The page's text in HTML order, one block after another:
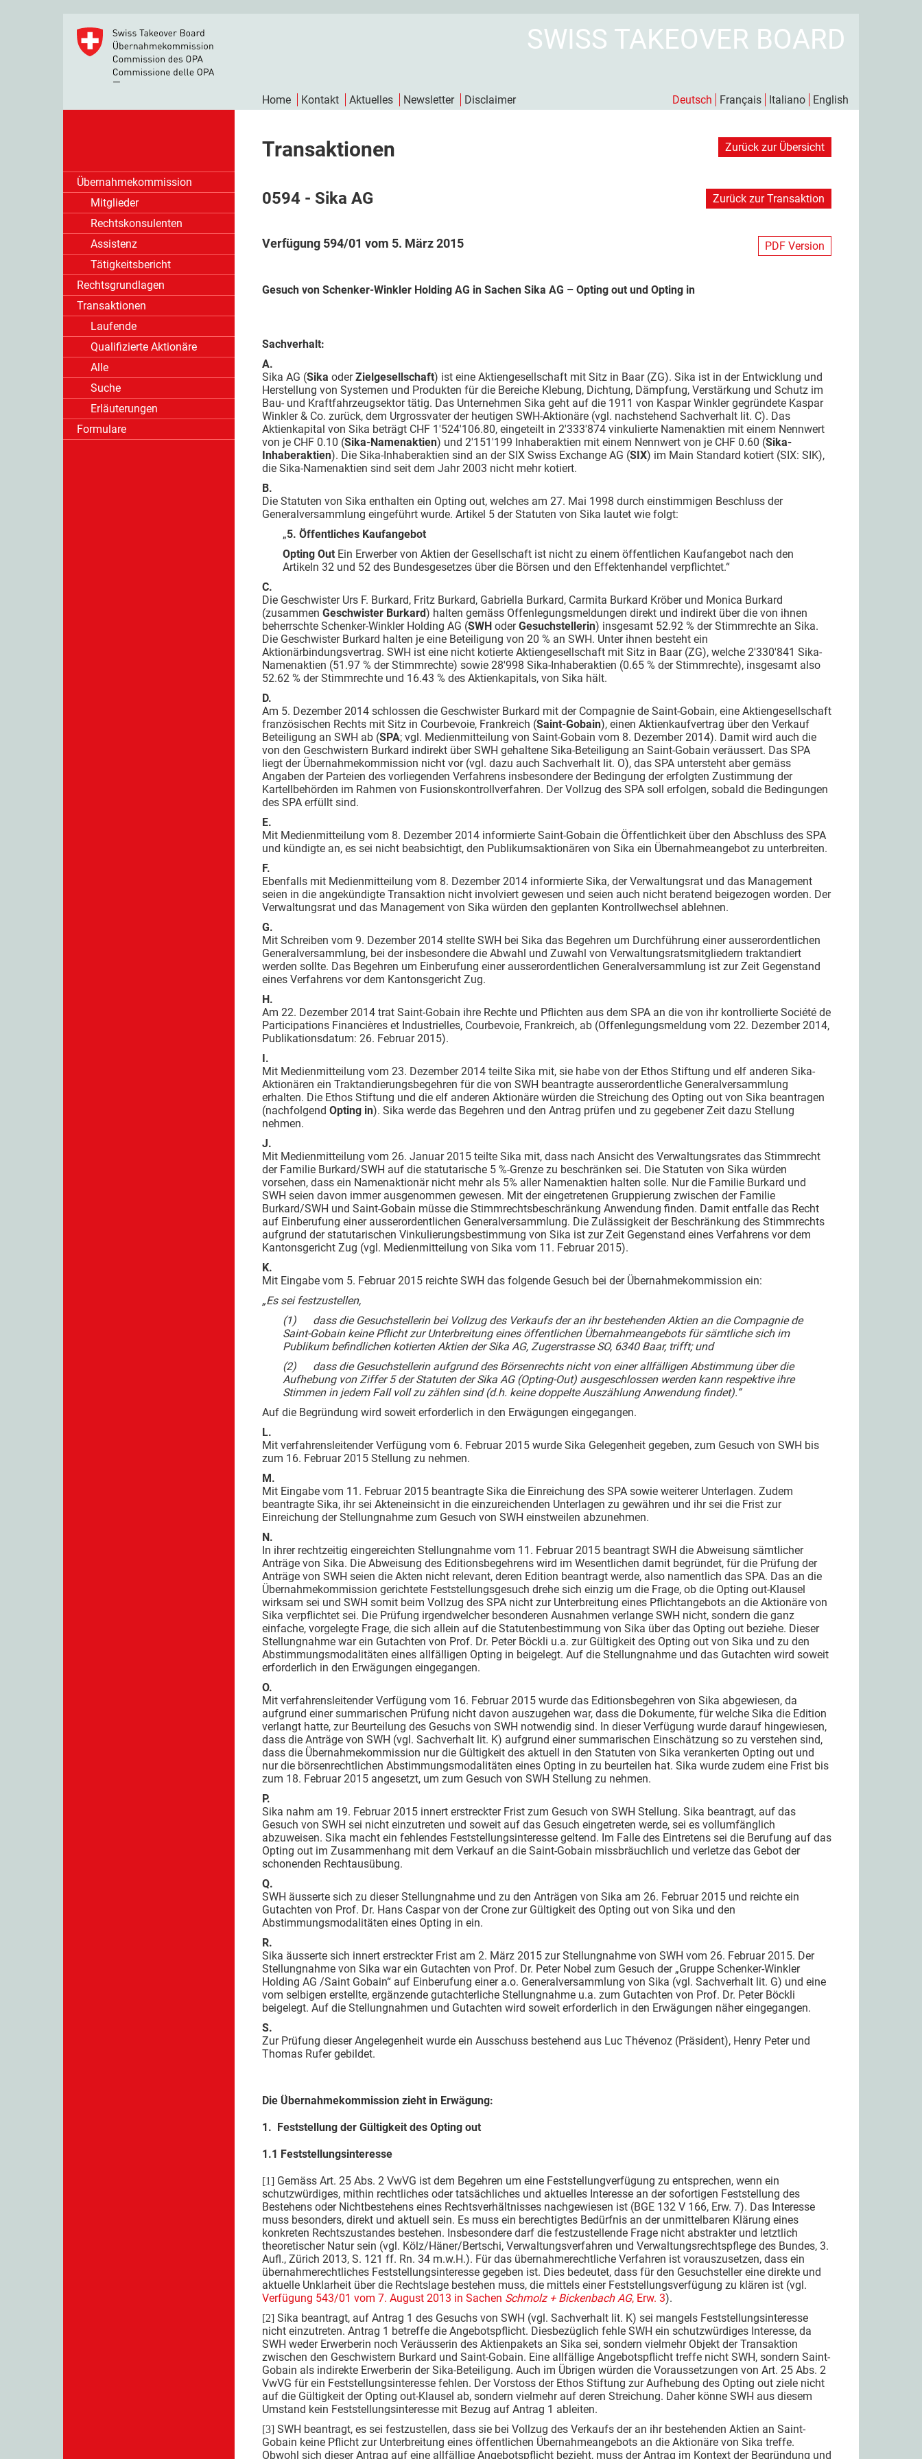
SWISS TAKEOVER BOARD
Home Kontakt Aktuelles Newsletter Disclaimer Deutsch Français Italiano English
Übernahmekommission
Mitglieder
Rechtskonsulenten
Assistenz
Tätigkeitsbericht
Rechtsgrundlagen
Transaktionen
Laufende
Qualifizierte Aktionäre
Alle
Suche
Erläuterungen
Formulare
Transaktionen Zurück zur Übersicht
0594 - Sika AG Zurück zur Transaktion
Verfügung 594/01 vom 5. März 2015 PDF Version
Gesuch von Schenker-Winkler Holding AG in Sachen Sika AG – Opting out und Opting in
Sachverhalt:
A.
Sika AG (Sika oderZielgesellschaft) ist eine Aktiengesellschaft mit Sitz in Baar (ZG). Sika ist in der Entwicklung und
Herstellung von Systemen und Produkten für die Bereiche Klebung, Dichtung, Dämpfung, Verstärkung und Schutz im
Bau- und Kraftfahrzeugsektor tätig. Das Unternehmen Sika geht auf die 1911 von Kaspar Winkler gegründete Kaspar
Winkler & Co. zurück, dem Urgrossvater der heutigen SWH-Aktionäre (vgl. nachstehend Sachverhalt lit. C). Das
Aktienkapital von Sika beträgt CHF 1'524'106.80, eingeteilt in 2'333'874 vinkulierte Namenaktien mit einem Nennwert
von je CHF 0.10 (Sika-Namenaktien) und 2'151'199 Inhaberaktien mit einem Nennwert von je CHF 0.60 (Sika-
Inhaberaktien). Die Sika-Inhaberaktien sind an der SIX Swiss Exchange AG (SIX) im Main Standard kotiert (SIX: SIK),
die Sika-Namenaktien sind seit dem Jahr 2003 nicht mehr kotiert.
B.
Die Statuten von Sika enthalten ein Opting out, welches am 27. Mai 1998 durch einstimmigen Beschluss der
Generalversammlung eingeführt wurde. Artikel 5 der Statuten von Sika lautet wie folgt:
„5. Öffentliches Kaufangebot
Opting Out Ein Erwerber von Aktien der Gesellschaft ist nicht zu einem öffentlichen Kaufangebot nach den
Artikeln 32 und 52 des Bundesgesetzes über die Börsen und den Effektenhandel verpflichtet.“
C.
Die Geschwister Urs F. Burkard, Fritz Burkard, Gabriella Burkard, Carmita Burkard Kröber und Monica Burkard
(zusammen Geschwister Burkard) halten gemäss Offenlegungsmeldungen direkt und indirekt über die von ihnen
beherrschte Schenker-Winkler Holding AG (SWH oderGesuchstellerin) insgesamt 52.92 % der Stimmrechte an Sika.
Die Geschwister Burkard halten je eine Beteiligung von 20 % an SWH. Unter ihnen besteht ein
Aktionärbindungsvertrag. SWH ist eine nicht kotierte Aktiengesellschaft mit Sitz in Baar (ZG), welche 2'330'841 Sika-
Namenaktien (51.97 % der Stimmrechte) sowie 28'998 Sika-Inhaberaktien (0.65 % der Stimmrechte), insgesamt also
52.62 % der Stimmrechte und 16.43 % des Aktienkapitals, von Sika hält.
D.
Am 5. Dezember 2014 schlossen die Geschwister Burkard mit der Compagnie de Saint-Gobain, eine Aktiengesellschaft
französischen Rechts mit Sitz in Courbevoie, Frankreich (Saint-Gobain), einen Aktienkaufvertrag über den Verkauf
Beteiligung an SWH ab (SPA; vgl. Medienmitteilung von Saint-Gobain vom 8. Dezember 2014). Damit wird auch die
von den Geschwistern Burkard indirekt über SWH gehaltene Sika-Beteiligung an Saint-Gobain veräussert. Das SPA
liegt der Übernahmekommission nicht vor (vgl. dazu auch Sachverhalt lit. O), das SPA untersteht aber gemäss
Angaben der Parteien des vorliegenden Verfahrens insbesondere der Bedingung der erfolgten Zustimmung der
Kartellbehörden im Rahmen von Fusionskontrollverfahren. Der Vollzug des SPA soll erfolgen, sobald die Bedingungen
des SPA erfüllt sind.
E.
Mit Medienmitteilung vom 8. Dezember 2014 informierte Saint-Gobain die Öffentlichkeit über den Abschluss des SPA
und kündigte an, es sei nicht beabsichtigt, den Publikumsaktionären von Sika ein Übernahmeangebot zu unterbreiten.
F.
Ebenfalls mit Medienmitteilung vom 8. Dezember 2014 informierte Sika, der Verwaltungsrat und das Management
seien in die angekündigte Transaktion nicht involviert gewesen und seien auch nicht beratend beigezogen worden. Der
Verwaltungsrat und das Management von Sika würden den geplanten Kontrollwechsel ablehnen.
G.
Mit Schreiben vom 9. Dezember 2014 stellte SWH bei Sika das Begehren um Durchführung einer ausserordentlichen
Generalversammlung, bei der insbesondere die Abwahl und Zuwahl von Verwaltungsratsmitgliedern traktandiert
werden sollte. Das Begehren um Einberufung einer ausserordentlichen Generalversammlung ist zur Zeit Gegenstand
eines Verfahrens vor dem Kantonsgericht Zug.
H.
Am 22. Dezember 2014 trat Saint-Gobain ihre Rechte und Pflichten aus dem SPA an die von ihr kontrollierte Société de
Participations Financières et Industrielles, Courbevoie, Frankreich, ab (Offenlegungsmeldung vom 22. Dezember 2014,
Publikationsdatum: 26. Februar 2015).
I.
Mit Medienmitteilung vom 23. Dezember 2014 teilte Sika mit, sie habe von der Ethos Stiftung und elf anderen Sika-
Aktionären ein Traktandierungsbegehren für die von SWH beantragte ausserordentliche Generalversammlung
erhalten. Die Ethos Stiftung und die elf anderen Aktionäre würden die Streichung des Opting out von Sika beantragen
(nachfolgend Opting in). Sika werde das Begehren und den Antrag prüfen und zu gegebener Zeit dazu Stellung
nehmen.
J.
Mit Medienmitteilung vom 26. Januar 2015 teilte Sika mit, dass nach Ansicht des Verwaltungsrates das Stimmrecht
der Familie Burkard/SWH auf die statutarische 5 %-Grenze zu beschränken sei. Die Statuten von Sika würden
vorsehen, dass ein Namenaktionär nicht mehr als 5% aller Namenaktien halten solle. Nur die Familie Burkard und
SWH seien davon immer ausgenommen gewesen. Mit der eingetretenen Gruppierung zwischen der Familie
Burkard/SWH und Saint-Gobain müsse die Stimmrechtsbeschränkung Anwendung finden. Damit entfalle das Recht
auf Einberufung einer ausserordentlichen Generalversammlung. Die Zulässigkeit der Beschränkung des Stimmrechts
aufgrund der statutarischen Vinkulierungsbestimmung von Sika ist zur Zeit Gegenstand eines Verfahrens vor dem
Kantonsgericht Zug (vgl. Medienmitteilung von Sika vom 11. Februar 2015).
K.
Mit Eingabe vom 5. Februar 2015 reichte SWH das folgende Gesuch bei der Übernahmekommission ein:
„Es sei festzustellen,
(1) dass die Gesuchstellerin bei Vollzug des Verkaufs der an ihr bestehenden Aktien an die Compagnie de
Saint-Gobain keine Pflicht zur Unterbreitung eines öffentlichen Übernahmeangebots für sämtliche sich im
Publikum befindlichen kotierten Aktien der Sika AG, Zugerstrasse SO, 6340 Baar, trifft; und
(2) dass die Gesuchstellerin aufgrund des Börsenrechts nicht von einer allfälligen Abstimmung über die
Aufhebung von Ziffer 5 der Statuten der Sika AG (Opting-Out) ausgeschlossen werden kann respektive ihre
Stimmen in jedem Fall voll zu zählen sind (d.h. keine doppelte Auszählung Anwendung findet).“
Auf die Begründung wird soweit erforderlich in den Erwägungen eingegangen.
L.
Mit verfahrensleitender Verfügung vom 6. Februar 2015 wurde Sika Gelegenheit gegeben, zum Gesuch von SWH bis
zum 16. Februar 2015 Stellung zu nehmen.
M.
Mit Eingabe vom 11. Februar 2015 beantragte Sika die Einreichung des SPA sowie weiterer Unterlagen. Zudem
beantragte Sika, ihr sei Akteneinsicht in die einzureichenden Unterlagen zu gewähren und ihr sei die Frist zur
Einreichung der Stellungnahme zum Gesuch von SWH einstweilen abzunehmen.
N.
In ihrer rechtzeitig eingereichten Stellungnahme vom 11. Februar 2015 beantragt SWH die Abweisung sämtlicher
Anträge von Sika. Die Abweisung des Editionsbegehrens wird im Wesentlichen damit begründet, für die Prüfung der
Anträge von SWH seien die Akten nicht relevant, deren Edition beantragt werde, also namentlich das SPA. Das an die
Übernahmekommission gerichtete Feststellungsgesuch drehe sich einzig um die Frage, ob die Opting out-Klausel
wirksam sei und SWH somit beim Vollzug des SPA nicht zur Unterbreitung eines Pflichtangebots an die Aktionäre von
Sika verpflichtet sei. Die Prüfung irgendwelcher besonderen Ausnahmen verlange SWH nicht, sondern die ganz
einfache, vorgelegte Frage, die sich allein auf die Statutenbestimmung von Sika über das Opting out beziehe. Dieser
Stellungnahme war ein Gutachten von Prof. Dr. Peter Böckli u.a. zur Gültigkeit des Opting out von Sika und zu den
Abstimmungsmodalitäten eines allfälligen Opting in beigelegt. Auf die Stellungnahme und das Gutachten wird soweit
erforderlich in den Erwägungen eingegangen.
O.
Mit verfahrensleitender Verfügung vom 16. Februar 2015 wurde das Editionsbegehren von Sika abgewiesen, da
aufgrund einer summarischen Prüfung nicht davon auszugehen war, dass die Dokumente, für welche Sika die Edition
verlangt hatte, zur Beurteilung des Gesuchs von SWH notwendig sind. In dieser Verfügung wurde darauf hingewiesen,
dass die Anträge von SWH (vgl. Sachverhalt lit. K) aufgrund einer summarischen Einschätzung so zu verstehen sind,
dass die Übernahmekommission nur die Gültigkeit des aktuell in den Statuten von Sika verankerten Opting out und
nur die börsenrechtlichen Abstimmungsmodalitäten eines Opting in zu beurteilen hat. Sika wurde zudem eine Frist bis
zum 18. Februar 2015 angesetzt, um zum Gesuch von SWH Stellung zu nehmen.
P.
Sika nahm am 19. Februar 2015 innert erstreckter Frist zum Gesuch von SWH Stellung. Sika beantragt, auf das
Gesuch von SWH sei nicht einzutreten und soweit auf das Gesuch eingetreten werde, sei es vollumfänglich
abzuweisen. Sika macht ein fehlendes Feststellungsinteresse geltend. Im Falle des Eintretens sei die Berufung auf das
Opting out im Zusammenhang mit dem Verkauf an die Saint-Gobain missbräuchlich und verletze das Gebot der
schonenden Rechtausübung.
Q.
SWH äusserte sich zu dieser Stellungnahme und zu den Anträgen von Sika am 26. Februar 2015 und reichte ein
Gutachten von Prof. Dr. Hans Caspar von der Crone zur Gültigkeit des Opting out von Sika und den
Abstimmungsmodalitäten eines Opting in ein.
R.
Sika äusserte sich innert erstreckter Frist am 2. März 2015 zur Stellungnahme von SWH vom 26. Februar 2015. Der
Stellungnahme von Sika war ein Gutachten von Prof. Dr. Peter Nobel zum Gesuch der „Gruppe Schenker-Winkler
Holding AG /Saint Gobain“ auf Einberufung einer a.o. Generalversammlung von Sika (vgl. Sachverhalt lit. G) und eine
vom selbigen erstellte, ergänzende gutachterliche Stellungnahme u.a. zum Gutachten von Prof. Dr. Peter Böckli
beigelegt. Auf die Stellungnahmen und Gutachten wird soweit erforderlich in den Erwägungen näher eingegangen.
S.
Zur Prüfung dieser Angelegenheit wurde ein Ausschuss bestehend aus Luc Thévenoz (Präsident), Henry Peter und
Thomas Rufer gebildet.
Die Übernahmekommission zieht in Erwägung:
1. Feststellung der Gültigkeit des Opting out
1.1 Feststellungsinteresse
[1] Gemäss Art. 25 Abs. 2 VwVG ist dem Begehren um eine Feststellungverfügung zu entsprechen, wenn ein
schutzwürdiges, mithin rechtliches oder tatsächliches und aktuelles Interesse an der sofortigen Feststellung des
Bestehens oder Nichtbestehens eines Rechtsverhältnisses nachgewiesen ist (BGE 132 V 166, Erw. 7). Das Interesse
muss besonders, direkt und aktuell sein. Es muss ein berechtigtes Bedürfnis an der unmittelbaren Klärung eines
konkreten Rechtszustandes bestehen. Insbesondere darf die festzustellende Frage nicht abstrakter und letztlich
theoretischer Natur sein (vgl. Kölz/Häner/Bertschi, Verwaltungsverfahren und Verwaltungsrechtspflege des Bundes, 3.
Aufl., Zürich 2013, S. 121 ff. Rn. 34 m.w.H.). Für das übernahmerechtliche Verfahren ist vorauszusetzen, dass ein
übernahmerechtliches Feststellungsinteresse gegeben ist. Dies bedeutet, dass für den Gesuchsteller eine direkte und
aktuelle Unklarheit über die Rechtslage bestehen muss, die mittels einer Feststellungsverfügung zu klären ist (vgl.
Verfügung 543/01 vom 7. August 2013 in Sachen Schmolz + Bickenbach AG, Erw. 3).
[2] Sika beantragt, auf Antrag 1 des Gesuchs von SWH (vgl. Sachverhalt lit. K) sei mangels Feststellungsinteresse
nicht einzutreten. Antrag 1 betreffe die Angebotspflicht. Diesbezüglich fehle SWH ein schutzwürdiges Interesse, da
SWH weder Erwerberin noch Veräusserin des Aktienpakets an Sika sei, sondern vielmehr Objekt der Transaktion
zwischen den Geschwistern Burkard und Saint-Gobain. Eine allfällige Angebotspflicht treffe nicht SWH, sondern Saint-
Gobain als indirekte Erwerberin der Sika-Beteiligung. Auch im Übrigen würden die Voraussetzungen von Art. 25 Abs. 2
VwVG für ein Feststellungsinteresse fehlen. Der Vorstoss der Ethos Stiftung zur Aufhebung des Opting out ziele nicht
auf die Gültigkeit der Opting out-Klausel ab, sondern vielmehr auf deren Streichung. Daher könne SWH aus diesem
Umstand kein Feststellungsinteresse mit Bezug auf Antrag 1 ableiten.
[3] SWH beantragt, es sei festzustellen, dass sie bei Vollzug des Verkaufs der an ihr bestehenden Aktien an Saint-
Gobain keine Pflicht zur Unterbreitung eines öffentlichen Übernahmeangebots an die Aktionäre von Sika treffe.
Obwohl sich dieser Antrag auf eine allfällige Angebotspflicht bezieht, muss der Antrag im Kontext der Begründung und